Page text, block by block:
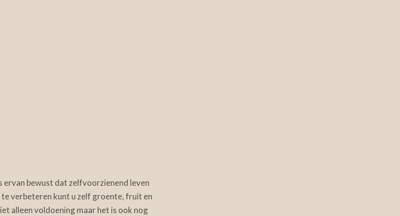
ervan bewust dat zelfvoorzienend leven
verbeteren kunt u zelf groente, fruit en
alleen voldoening maar het is ook nog